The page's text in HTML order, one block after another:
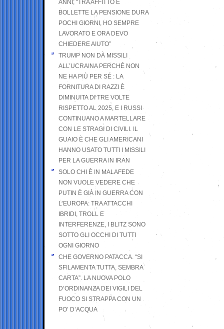
ANNI; “TRA AFFITTO E
BOLLETTE LA PENSIONE DURA
POCHI GIORNI, HO SEMPRE
LAVORATO E ORA DEVO
CHIEDERE AIUTO”
TRUMP NON DÀ MISSILI
ALL’UCRAINA PERCHÉ NON
NE HA PIÙ PER SÉ : LA
FORNITURA DI RAZZI È
DIMINUITA DI TRE VOLTE
RISPETTO AL 2025, E I RUSSI
CONTINUANO A MARTELLARE
CON LE STRAGI DI CIVILI. IL
GUAIO È CHE GLI AMERICANI
HANNO USATO TUTTI I MISSILI
PER LA GUERRA IN IRAN
SOLO CHI È IN MALAFEDE
NON VUOLE VEDERE CHE
PUTIN È GIÀ IN GUERRA CON
L’EUROPA: TRA ATTACCHI
IBRIDI, TROLL E
INTERFERENZE, I BLITZ SONO
SOTTO GLI OCCHI DI TUTTI
OGNI GIORNO
CHE GOVERNO PATACCA. “SI
SFILAMENTA TUTTA, SEMBRA
CARTA”. LA NUOVA POLO
D’ORDINANZA DEI VIGILI DEL
FUOCO SI STRAPPA CON UN
PO’ D’ACQUA